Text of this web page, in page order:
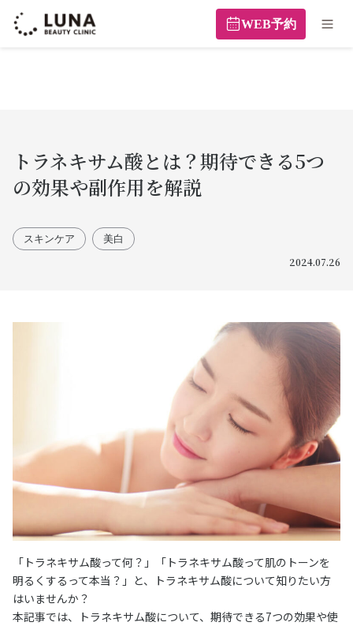
WEB予約
トラネキサム酸とは？期待できる5つ
の効果や副作用を解説
スキンケア 美白
2024.07.26
「トラネキサム酸って何？」「トラネキサム酸って肌のトーンを
明るくするって本当？」と、トラネキサム酸について知りたい方
はいませんか？
本記事では、トラネキサム酸について、期待できる7つの効果や使